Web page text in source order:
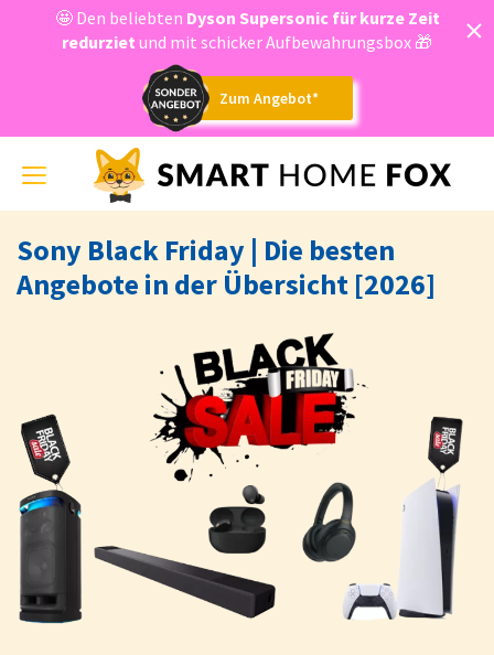
🤩 Den beliebten Dyson Supersonic für kurze Zeit
redurziet und mit schicker Aufbewahrungsbox 🎁
Zum Angebot*
Toggle
navigation
Sony Black Friday | Die besten
Angebote in der Übersicht [2026]